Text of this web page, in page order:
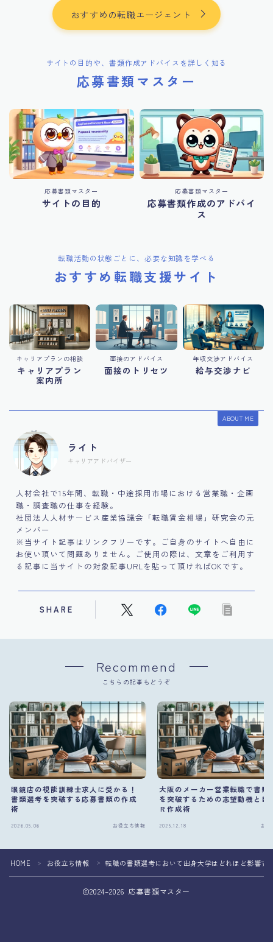
おすすめの転職エージェント
サイトの目的や、書類作成アドバイスを詳しく知る
応募書類マスター
応募書類マスター
サイトの目的
応募書類マスター
応募書類作成のアドバイ
ス
転職活動の状態ごとに、必要な知識を学べる
おすすめ転職支援サイト
キャリアプランの相談
キャリアプラン
案内所
面接のアドバイス
面接のトリセツ
年収交渉アドバイス
給与交渉ナビ
ABOUT ME
ライト
キャリアアドバイザー
人材会社で15年間、転職・中途採用市場における営業職・企画
職・調査職の仕事を経験。
社団法人人材サービス産業協議会「転職賃金相場」研究会の元
メンバー
※当サイト記事はリンクフリーです。ご自身のサイトへ自由に
お使い頂いて問題ありません。ご使用の際は、文章をご利用す
る記事に当サイトの対象記事URLを貼って頂ければOKです。
SHARE
Recommend
こちらの記事もどうぞ
眼鏡店の視能訓練士求人に受かる！
書類選考を突破する応募書類の作成
術
2026.05.06 お役立ち情報
大阪のメーカー営業転職で書類
を突破するための志望動機と自
Ｒ作成術
2025.12.18 お
HOME ＞ お役立ち情報 ＞ 転職の書類選考において出身大学はどれほど影響す
2024–2026 応募書類マスター